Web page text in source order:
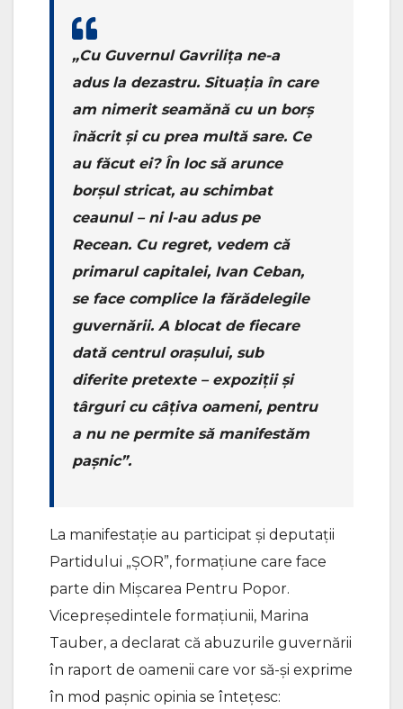
„Cu Guvernul Gavrilița ne-a
adus la dezastru. Situația în care
am nimerit seamănă cu un borș
înăcrit și cu prea multă sare. Ce
au făcut ei? În loc să arunce
borșul stricat, au schimbat
ceaunul – ni l-au adus pe
Recean. Cu regret, vedem că
primarul capitalei, Ivan Ceban,
se face complice la fărădelegile
guvernării. A blocat de fiecare
dată centrul orașului, sub
diferite pretexte – expoziții și
târguri cu câțiva oameni, pentru
a nu ne permite să manifestăm
pașnic”.
La manifestație au participat și deputații
Partidului „ȘOR”, formațiune care face
parte din Mișcarea Pentru Popor.
Vicepreședintele formațiunii, Marina
Tauber, a declarat că abuzurile guvernării
în raport de oamenii care vor să-și exprime
în mod pașnic opinia se întețesc: